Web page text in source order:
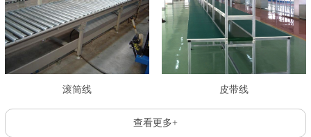
滚筒线 皮带线
查看更多+